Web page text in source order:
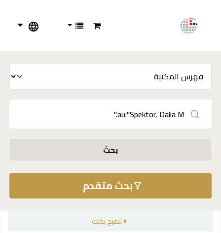
بحث
بحث متقدم
تنقيح بحثك